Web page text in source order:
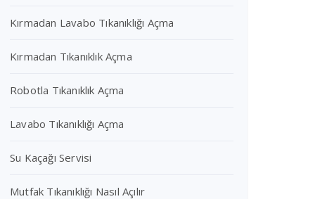
Kırmadan Lavabo Tıkanıklığı Açma
Kırmadan Tıkanıklık Açma
Robotla Tıkanıklık Açma
Lavabo Tıkanıklığı Açma
Su Kaçağı Servisi
Mutfak Tıkanıklığı Nasıl Açılır